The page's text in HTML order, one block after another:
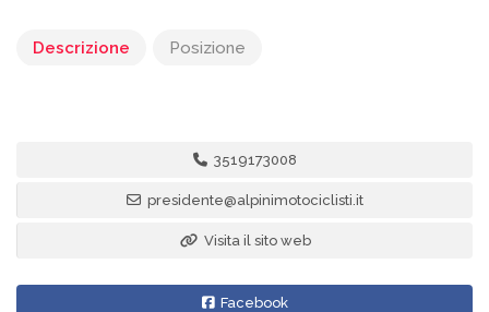
Descrizione Posizione
3519173008
presidente@alpinimotociclisti.it
Visita il sito web
Facebook